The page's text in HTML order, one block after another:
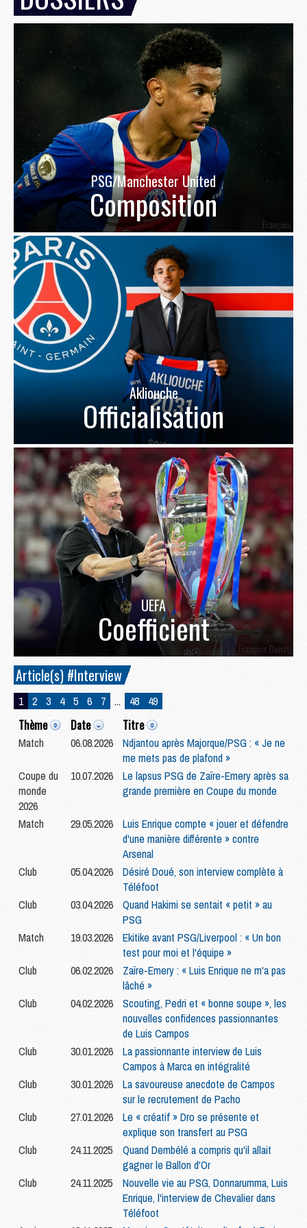
PSG/Manchester United
Composition
Akliouche
Officialisation
UEFA
Coefficient
Article(s) #Interview
1 2 3 4 5 6 7 ... 48 49
Thème Date Titre
Match 06.08.2026
Ndjantou après Majorque/PSG : « Je ne
me mets pas de plafond »
Coupe du
monde
2026
10.07.2026
Le lapsus PSG de Zaïre-Emery après sa
grande première en Coupe du monde
Match 29.05.2026
Luis Enrique compte « jouer et défendre
d'une manière différente » contre
Arsenal
Club
05.04.2026
Désiré Doué, son interview complète à
Téléfoot
Club
03.04.2026
Quand Hakimi se sentait « petit » au
PSG
Match
19.03.2026
Ekitike avant PSG/Liverpool : « Un bon
test pour moi et l'équipe »
Club
06.02.2026
Zaïre-Emery : « Luis Enrique ne m'a pas
lâché »
Club
04.02.2026
Scouting, Pedri et « bonne soupe », les
nouvelles confidences passionnantes
de Luis Campos
Club
30.01.2026
La passionnante interview de Luis
Campos à Marca en intégralité
Club
30.01.2026
La savoureuse anecdote de Campos
sur le recrutement de Pacho
Club
27.01.2026
Le « créatif » Dro se présente et
explique son transfert au PSG
Club
24.11.2025
Quand Dembélé a compris qu'il allait
gagner le Ballon d'Or
Club
24.11.2025
Nouvelle vie au PSG, Donnarumma, Luis
Enrique, l'interview de Chevalier dans
Téléfoot